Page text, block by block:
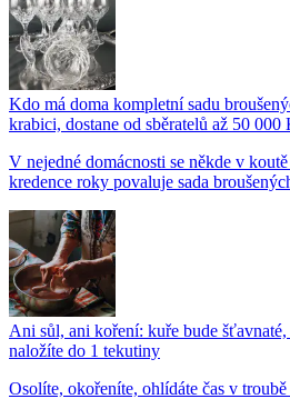
Kdo má doma kompletní sadu
krabici, dostane od sběratelů až 50 000
V nejedné domácnosti se někde v
kredence roky povaluje sada
Ani sůl, ani koření: kuře bude
naložíte do 1 tekutiny
Osolíte, okořeníte, ohlídáte čas v